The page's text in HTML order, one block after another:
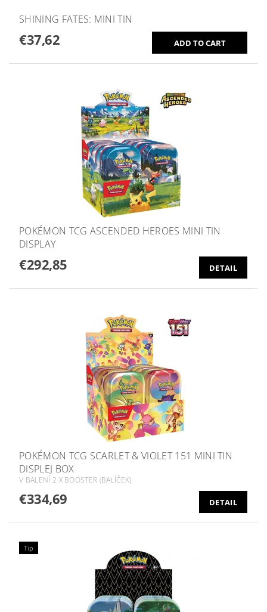
SHINING FATES: MINI TIN
€37,62
POKÉMON TCG ASCENDED HEROES MINI TIN
DISPLAY
€292,85 DETAIL
POKÉMON TCG SCARLET & VIOLET 151 MINI TIN
DISPLEJ BOX
V BALENÍ 2 X BOOSTER (BALÍČEK)
€334,69 DETAIL
Tip